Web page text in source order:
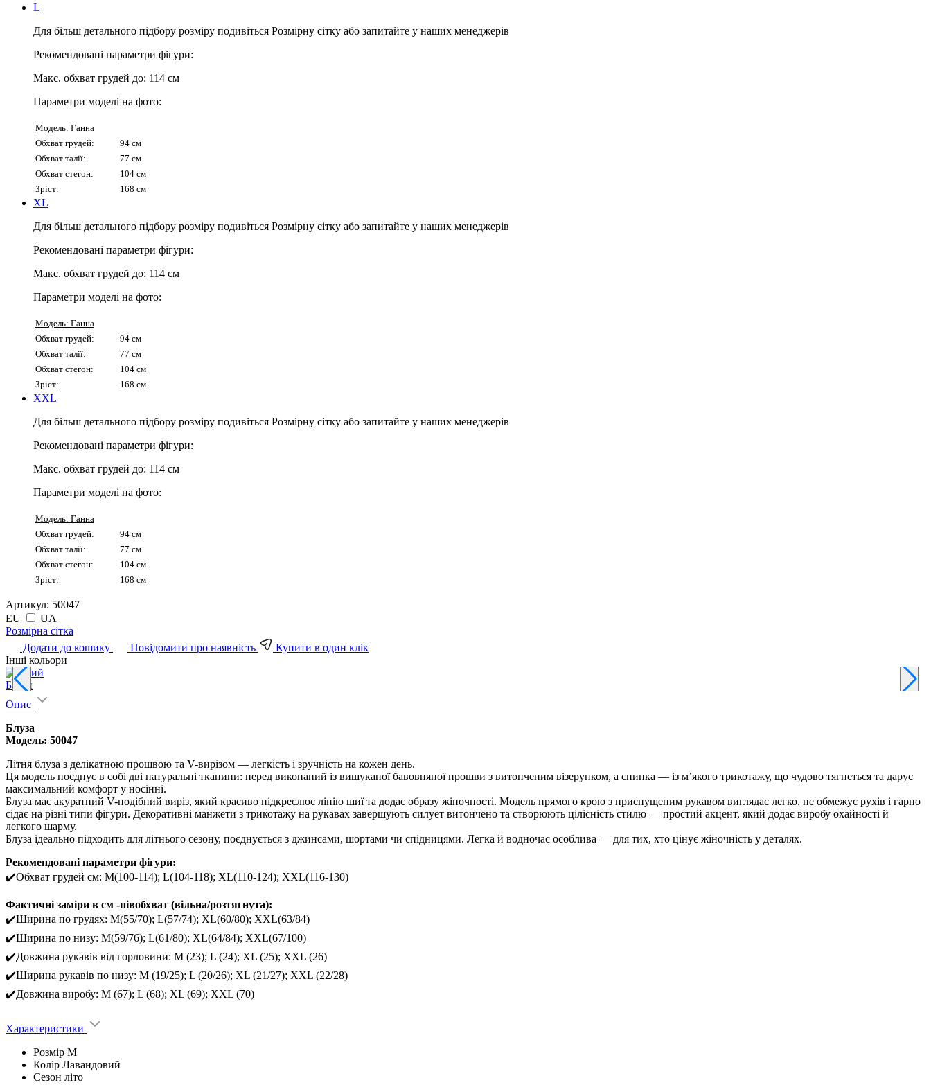
L
Для більш детального підбору розміру подивіться Розмірну сітку або запитайте у наших менеджерів
Рекомендовані параметри фігури:
Макс. обхват грудей до: 114 см
Параметри моделі на фото:
Модель: Ганна
Обхват грудей:
94 см
Обхват талії:
77 см
Обхват стегон:
104 см
Зріст:
168 см
XL
Для більш детального підбору розміру подивіться Розмірну сітку або запитайте у наших менеджерів
Рекомендовані параметри фігури:
Макс. обхват грудей до: 114 см
Параметри моделі на фото:
Модель: Ганна
Обхват грудей:
94 см
Обхват талії:
77 см
Обхват стегон:
104 см
Зріст:
168 см
XXL
Для більш детального підбору розміру подивіться Розмірну сітку або запитайте у наших менеджерів
Рекомендовані параметри фігури:
Макс. обхват грудей до: 114 см
Параметри моделі на фото:
Модель: Ганна
Обхват грудей:
94 см
Обхват талії:
77 см
Обхват стегон:
104 см
Зріст:
168 см
Артикул: 50047
EU
UA
Pозмірна сітка
Додати до кошику
Повідомити про наявність
Купити в один клік
Інші кольори
Білий
Опис
Блуза
Модель: 50047
Літня блуза з делікатною прошвою та V-вирізом — легкість і зручність на кожен день.
Ця модель поєднує в собі дві натуральні тканини: перед виконаний із вишуканої бавовняної прошви з витонченим візерунком, а спинка — із м’якого трикотажу, що чудово тягнеться та дарує
максимальний комфорт у носінні.
Блуза має акуратний V-подібний виріз, який красиво підкреслює лінію шиї та додає образу жіночності. Модель прямого крою з приспущеним рукавом виглядає легко, не обмежує рухів і гарно
сідає на різні типи фігури. Декоративні манжети з трикотажу на рукавах завершують силует витончено та створюють цілісність стилю — простий акцент, який додає виробу охайності й
легкого шарму.
Блуза ідеально підходить для літнього сезону, поєднується з джинсами, шортами чи спідницями. Легка й водночас особлива — для тих, хто цінує жіночність у деталях.
Рекомендовані параметри фігури:
✔️Обхват грудей см: M(100-114); L(104-118); XL(110-124); XXL(116-130)
Фактичні заміри в см -півобхват (вільна/розтягнута):
✔️Ширина по грудях: M(55/70); L(57/74); XL(60/80); XXL(63/84)
✔️Ширина по низу: M(59/76); L(61/80); XL(64/84); XXL(67/100)
✔️Довжина рукавів від горловини: М (23); L (24); XL (25); ХXL (26)
✔️Ширина рукавів по низу: М (19/25); L (20/26); XL (21/27); ХXL (22/28)
✔️Довжина виробу: М (67); L (68); XL (69); ХXL (70)
Характеристики
Розмір M
Колір Лавандовий
Сезон літо